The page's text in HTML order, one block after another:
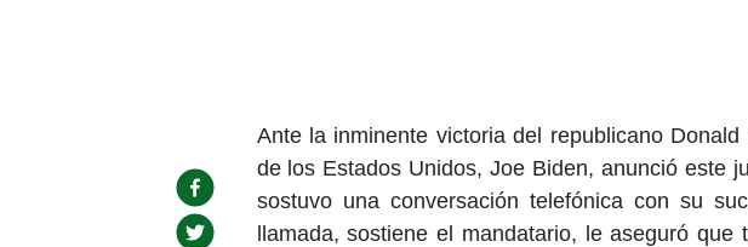
Ante la inminente victoria del republicano
de los Estados Unidos, Joe Biden, anunció este
sostuvo una conversación telefónica con su
llamada, sostiene el mandatario, le aseguró